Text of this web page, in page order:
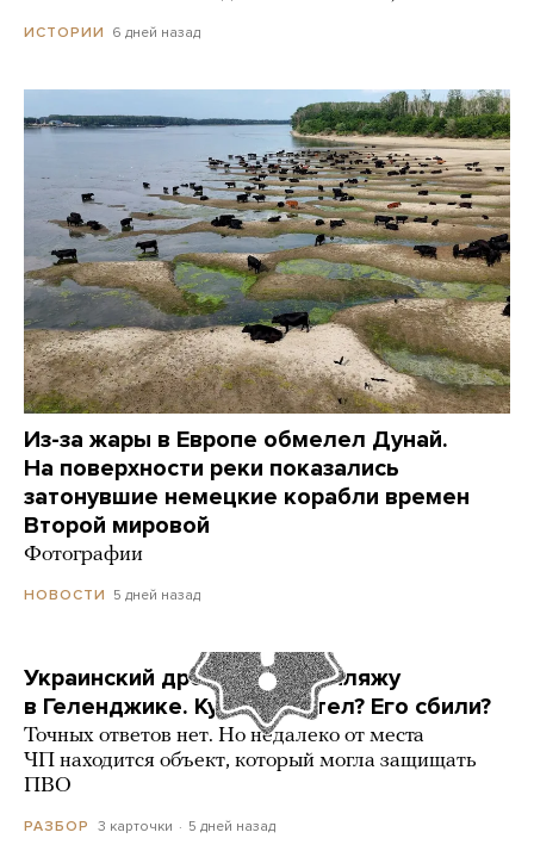
ИСТОРИИ 6 дней назад
Из-за жары в Европе обмелел Дунай.
На поверхности реки показались
затонувшие немецкие корабли времен
Второй мировой
Фотографии
НОВОСТИ 5 дней назад
Украинский дрон попал по пляжу
в Геленджике. Куда он летел? Его сбили?
Точных ответов нет. Но недалеко от места
ЧП находится объект, который могла защищать
ПВО
РАЗБОР 3 карточки 5 дней назад